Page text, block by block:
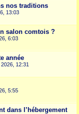
nos traditions
13:03
salon comtois ?
6:03
année
12:31
5:55
dans l’hébergement